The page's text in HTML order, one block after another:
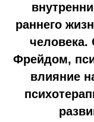
раннего
Фрейдом,
влияние